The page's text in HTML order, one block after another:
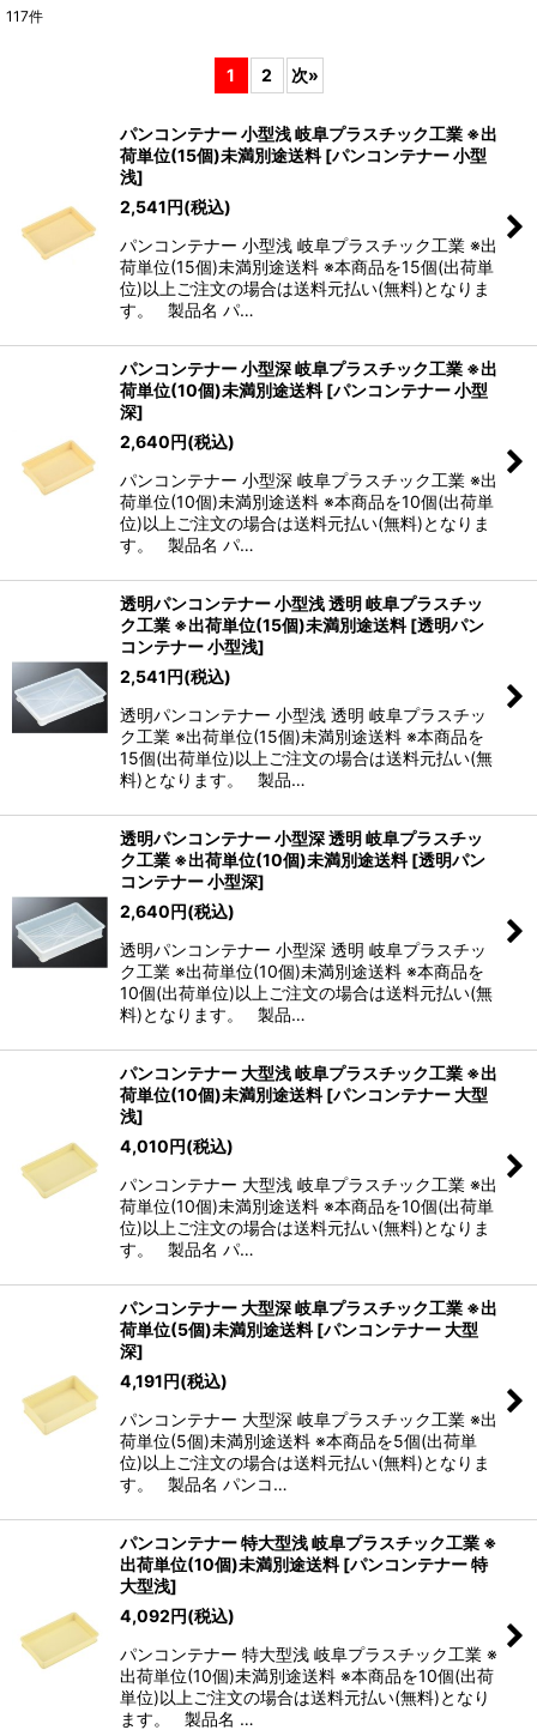
絞り込む
117件
1 2 次»
パンコンテナー 小型浅 岐阜プラスチック工業 ※出
荷単位(15個)未満別途送料 [パンコンテナー 小型
浅]
2,541円(税込)
パンコンテナー 小型浅 岐阜プラスチック工業 ※出
荷単位(15個)未満別途送料 ※本商品を15個(出荷単
位)以上ご注文の場合は送料元払い(無料)となりま
す。 製品名 パ…
パンコンテナー 小型深 岐阜プラスチック工業 ※出
荷単位(10個)未満別途送料 [パンコンテナー 小型
深]
2,640円(税込)
パンコンテナー 小型深 岐阜プラスチック工業 ※出
荷単位(10個)未満別途送料 ※本商品を10個(出荷単
位)以上ご注文の場合は送料元払い(無料)となりま
す。 製品名 パ…
透明パンコンテナー 小型浅 透明 岐阜プラスチッ
ク工業 ※出荷単位(15個)未満別途送料 [透明パン
コンテナー 小型浅]
2,541円(税込)
透明パンコンテナー 小型浅 透明 岐阜プラスチッ
ク工業 ※出荷単位(15個)未満別途送料 ※本商品を
15個(出荷単位)以上ご注文の場合は送料元払い(無
料)となります。 製品…
透明パンコンテナー 小型深 透明 岐阜プラスチッ
ク工業 ※出荷単位(10個)未満別途送料 [透明パン
コンテナー 小型深]
2,640円(税込)
透明パンコンテナー 小型深 透明 岐阜プラスチッ
ク工業 ※出荷単位(10個)未満別途送料 ※本商品を
10個(出荷単位)以上ご注文の場合は送料元払い(無
料)となります。 製品…
パンコンテナー 大型浅 岐阜プラスチック工業 ※出
荷単位(10個)未満別途送料 [パンコンテナー 大型
浅]
4,010円(税込)
パンコンテナー 大型浅 岐阜プラスチック工業 ※出
荷単位(10個)未満別途送料 ※本商品を10個(出荷単
位)以上ご注文の場合は送料元払い(無料)となりま
す。 製品名 パ…
パンコンテナー 大型深 岐阜プラスチック工業 ※出
荷単位(5個)未満別途送料 [パンコンテナー 大型
深]
4,191円(税込)
パンコンテナー 大型深 岐阜プラスチック工業 ※出
荷単位(5個)未満別途送料 ※本商品を5個(出荷単
位)以上ご注文の場合は送料元払い(無料)となりま
す。 製品名 パンコ…
パンコンテナー 特大型浅 岐阜プラスチック工業 ※
出荷単位(10個)未満別途送料 [パンコンテナー 特
大型浅]
4,092円(税込)
パンコンテナー 特大型浅 岐阜プラスチック工業 ※
出荷単位(10個)未満別途送料 ※本商品を10個(出荷
単位)以上ご注文の場合は送料元払い(無料)となり
ます。 製品名 …